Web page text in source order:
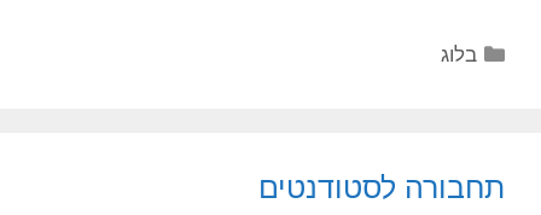
בלוג
תחבורה לסטודנטים